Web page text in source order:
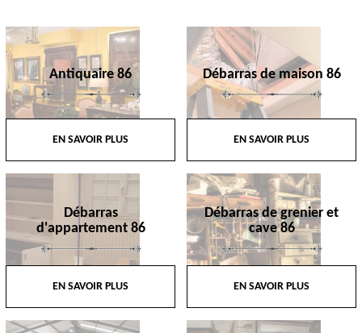
Antiquaire 86
EN SAVOIR PLUS
Débarras de maison 86
EN SAVOIR PLUS
Débarras
d'appartement 86
EN SAVOIR PLUS
Débarras de grenier et
cave 86
EN SAVOIR PLUS